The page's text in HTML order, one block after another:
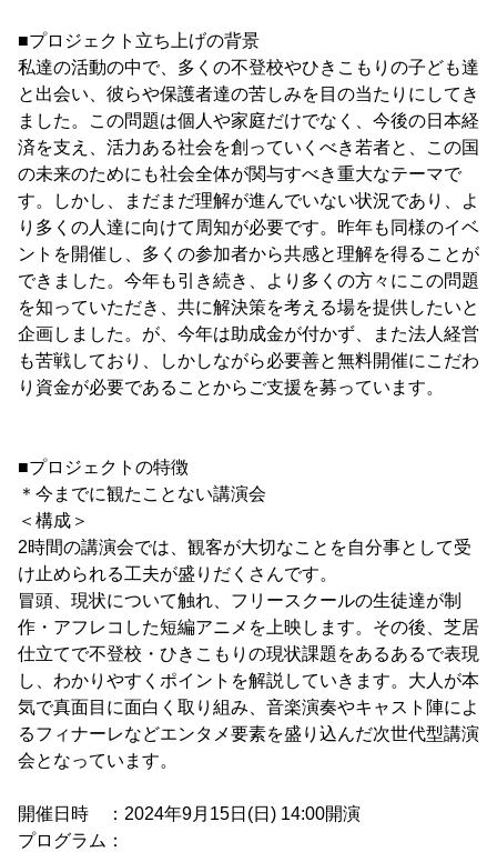
■プロジェクト立ち上げの背景
私達の活動の中で、多くの不登校やひきこもりの子ども達
と出会い、彼らや保護者達の苦しみを目の当たりにしてき
ました。この問題は個人や家庭だけでなく、今後の日本経
済を支え、活力ある社会を創っていくべき若者と、この国
の未来のためにも社会全体が関与すべき重大なテーマで
す。しかし、まだまだ理解が進んでいない状況であり、よ
り多くの人達に向けて周知が必要です。昨年も同様のイベ
ントを開催し、多くの参加者から共感と理解を得ることが
できました。今年も引き続き、より多くの方々にこの問題
を知っていただき、共に解決策を考える場を提供したいと
企画しました。が、今年は助成金が付かず、また法人経営
も苦戦しており、しかしながら必要善と無料開催にこだわ
り資金が必要であることからご支援を募っています。
■プロジェクトの特徴
＊今までに観たことない講演会
＜構成＞
2時間の講演会では、観客が大切なことを自分事として受
け止められる工夫が盛りだくさんです。
冒頭、現状について触れ、フリースクールの生徒達が制
作・アフレコした短編アニメを上映します。その後、芝居
仕立てで不登校・ひきこもりの現状課題をあるあるで表現
し、わかりやすくポイントを解説していきます。大人が本
気で真面目に面白く取り組み、音楽演奏やキャスト陣によ
るフィナーレなどエンタメ要素を盛り込んだ次世代型講演
会となっています。
開催日時 ：2024年9月15日(日) 14:00開演
プログラム：